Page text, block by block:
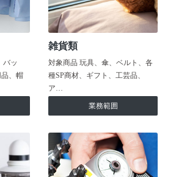
バッ
、帽
雑貨類
対象商品 玩具、傘、ベルト、各
種SP商材、ギフト、工芸品、
ア…
業務範囲